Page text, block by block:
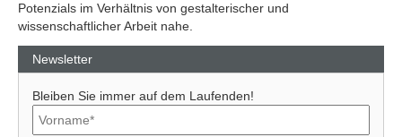
Potenzials im Verhältnis von gestalterischer und
wissenschaftlicher Arbeit nahe.
Newsletter
Bleiben Sie immer auf dem Laufenden!